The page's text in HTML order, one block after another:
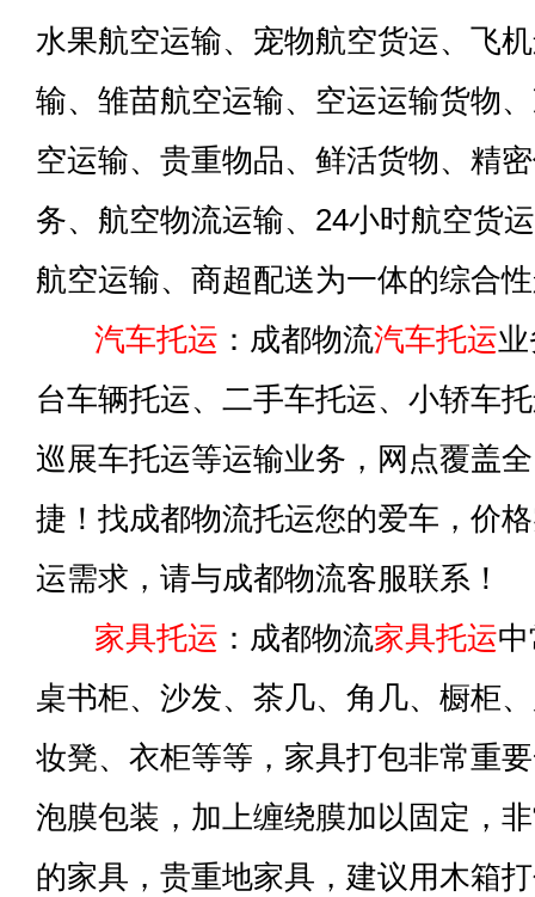
水果航空运输、宠物航空货运、飞
输、雏苗航空运输、空运运输货物
空运输、贵重物品、鲜活货物、精
务、航空物流运输、24小时航空货
航空运输、商超配送为一体的综合
汽车托运 ：成都物流汽车托运
台车辆托运、二手车托运、小轿车
巡展车托运等运输业务，网点覆盖
捷！找成都物流托运您的爱车，价
运需求，请与成都物流客服联系！
家具托运 ：成都物流家具托运
桌书柜、沙发、茶几、角几、橱柜
妆凳、衣柜等等，家具打包非常重
泡膜包装，加上缠绕膜加以固定，
的家具，贵重地家具，建议用木箱